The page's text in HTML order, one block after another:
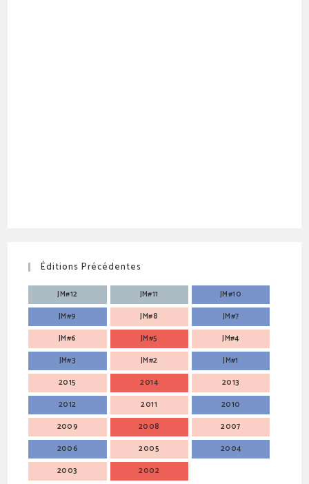
Éditions Précédentes
JM#12 JM#11
JM#10
JM#9
JM#8
JM#7
JM#6
JM#5
JM#4
JM#3
JM#2
JM#1
2015
2014
2013
2012
2011
2010
2009
2008
2007
2006
2005
2004
2003
2002